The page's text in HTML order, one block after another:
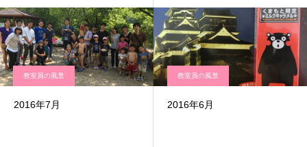
教室員の風景
2016年7月
教室員の風景
2016年6月